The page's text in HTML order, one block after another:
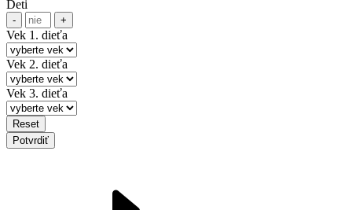
Deti
- +
Vek 1. dieťa
Vek 2. dieťa
Vek 3. dieťa
Reset
Potvrdiť